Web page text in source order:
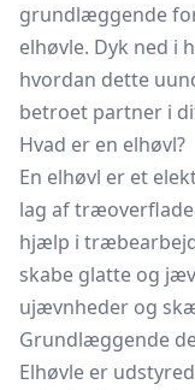
grundlæggende
elhøvle. Dyk ned i
hvordan dette
betroet partner i
Hvad er en elhøvl?
En elhøvl er et
lag af
hjælp i
skabe glatte og
ujævnheder og
Grundlæggende
Elhøvle er